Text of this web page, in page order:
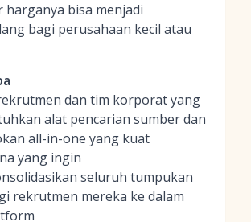
bisa menjadi
bagi perusahaan kecil atau
dan tim korporat yang
alat pencarian sumber dan
all-in-one yang kuat
yang ingin
seluruh tumpukan
rekrutmen mereka ke dalam